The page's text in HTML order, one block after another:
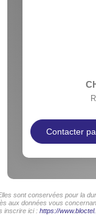
Contacter
sont conservées pour la
aux données vous
inscrire ici : https://